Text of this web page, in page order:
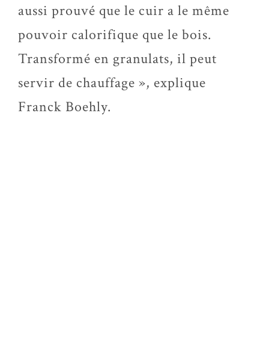
aussi prouvé que le cuir a le même
pouvoir calorifique que le bois.
Transformé en granulats, il peut
servir de chauffage », explique
Franck Boehly.